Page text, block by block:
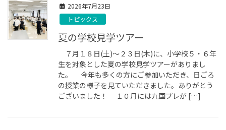
2026年7月23日
トピックス
夏の学校見学ツアー
７月１８日(土)～２３日(木)に、小学校５・６年
生を対象とした夏の学校見学ツアーがありまし
た。 今年も多くの方にご参加いただき、日ごろ
の授業の様子を見ていただきました。ありがとう
ございました！ １０月には九国プレが […]